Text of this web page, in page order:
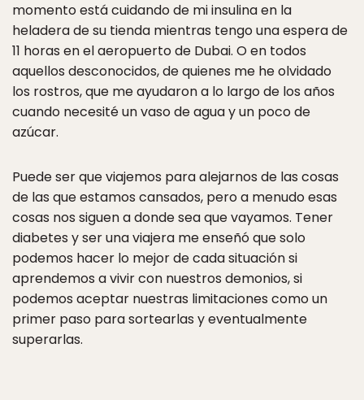
momento está cuidando de mi insulina en la
heladera de su tienda mientras tengo una espera de
11 horas en el aeropuerto de Dubai. O en todos
aquellos desconocidos, de quienes me he olvidado
los rostros, que me ayudaron a lo largo de los años
cuando necesité un vaso de agua y un poco de
azúcar.
Puede ser que viajemos para alejarnos de las cosas
de las que estamos cansados, pero a menudo esas
cosas nos siguen a donde sea que vayamos. Tener
diabetes y ser una viajera me enseñó que solo
podemos hacer lo mejor de cada situación si
aprendemos a vivir con nuestros demonios, si
podemos aceptar nuestras limitaciones como un
primer paso para sortearlas y eventualmente
superarlas.